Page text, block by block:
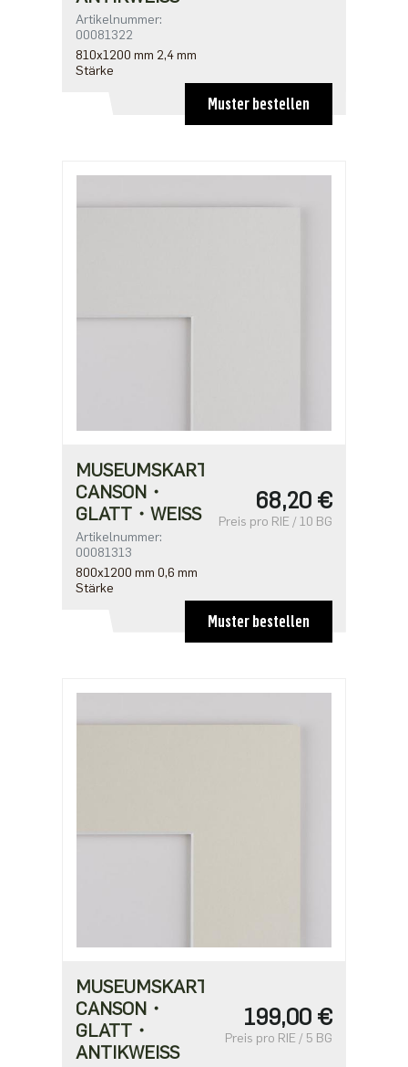
Artikelnummer:
00081322
810x1200 mm 2,4 mm
Stärke
Muster bestellen
MUSEUMSKARTON
CANSON・
GLATT・WEISS
Artikelnummer:
00081313
800x1200 mm 0,6 mm
Stärke
68,20 €
Preis pro RIE / 10 BG
Muster bestellen
MUSEUMSKARTON
CANSON・
GLATT・
ANTIKWEISS
199,00 €
Preis pro RIE / 5 BG